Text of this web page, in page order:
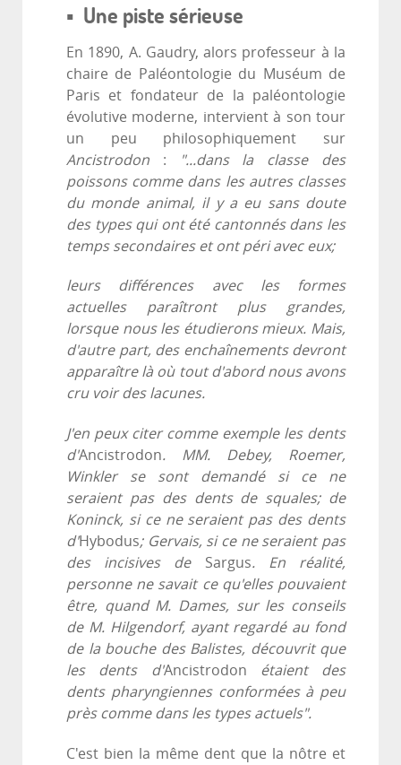
▪ Une piste sérieuse
En 1890, A. Gaudry, alors professeur à la
chaire de Paléontologie du Muséum de
Paris et fondateur de la paléontologie
évolutive moderne, intervient à son tour
un peu philosophiquement sur
Ancistrodon :
"...dans la classe des
poissons comme dans les autres classes
du monde animal, il y a eu sans doute
des types qui ont été cantonnés dans les
temps secondaires et ont péri avec eux;
leurs différences avec les formes
actuelles paraîtront plus grandes,
lorsque nous les étudierons mieux. Mais,
d'autre part, des enchaînements devront
apparaître là où tout d'abord nous avons
cru voir des lacunes.
J'en peux citer comme exemple les dents
d'Ancistrodon. MM. Debey, Roemer,
Winkler se sont demandé si ce ne
seraient pas des dents de squales; de
Koninck, si ce ne seraient pas des dents
d'Hybodus; Gervais, si ce ne seraient pas
des incisives de Sargus. En réalité,
personne ne savait ce qu'elles pouvaient
être, quand M. Dames, sur les conseils
de M. Hilgendorf, ayant regardé au fond
de la bouche des Balistes, découvrit que
les dents d'Ancistrodon étaient des
dents pharyngiennes conformées à peu
près comme dans les types actuels".
C'est bien la même dent que la nôtre et